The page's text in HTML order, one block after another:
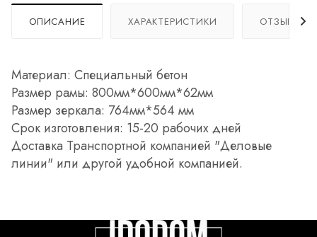
ОПИСАНИЕ ХАРАКТЕРИСТИКИ ОТЗЫВЫ
Материал: Специальный бетон
Размер рамы: 800мм*600мм*62мм
Размер зеркала: 764мм*564 мм
Срок изготовления: 15-20 рабочих дней
Доставка Транспортной компанией "Деловые
линии" или другой удобной компанией.